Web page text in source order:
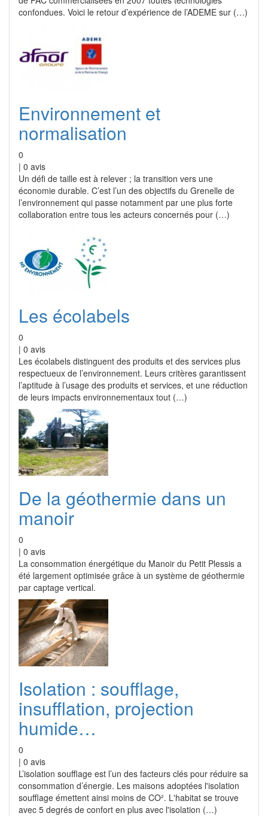
confondues. Voici le retour d’expérience de l’ADEME sur (…)
Environnement et
normalisation
0
| 0 avis
Un défi de taille est à relever ; la transition vers une
économie durable. C’est l’un des objectifs du Grenelle de
l’environnement qui passe notamment par une plus forte
collaboration entre tous les acteurs concernés pour (…)
Les écolabels
0
| 0 avis
Les écolabels distinguent des produits et des services plus
respectueux de l’environnement. Leurs critères garantissent
l’aptitude à l’usage des produits et services, et une réduction
de leurs impacts environnementaux tout (…)
De la géothermie dans un
manoir
0
| 0 avis
La consommation énergétique du Manoir du Petit Plessis a
été largement optimisée grâce à un système de géothermie
par captage vertical.
Isolation : soufflage,
insufflation, projection
humide…
0
| 0 avis
L’isolation soufflage est l’un des facteurs clés pour réduire sa
consommation d’énergie. Les maisons adoptées l'isolation
soufflage émettent ainsi moins de CO². L'habitat se trouve
avec 5 degrés de confort en plus avec l'isolation (…)